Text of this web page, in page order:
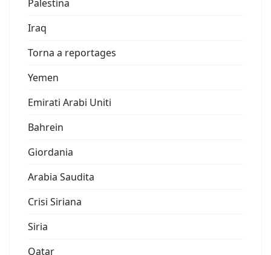
Palestina
Iraq
Torna a reportages
Yemen
Emirati Arabi Uniti
Bahrein
Giordania
Arabia Saudita
Crisi Siriana
Siria
Qatar